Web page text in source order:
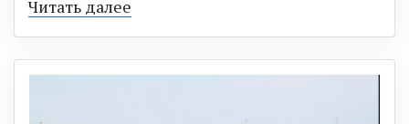
Читать далее